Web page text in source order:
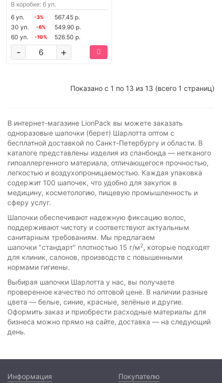
В коробке: 6 уп.
6 уп.
-3%
567.45 р.
30 уп.
-6%
549.90 р.
60 уп.
-10% 526.50 р.
+
-
Показано с 1 по 13 из 13 (всего 1 страниц)
В интернет-магазине LionPack вы можете заказать
одноразовые шапочки (берет) Шарлотта оптом с
бесплатной доставкой по Санкт-Петербургу и области. В
каталоге представлены изделия из спанбонда — нетканого
гипоаллергенного материала, отличающегося прочностью,
легкостью и воздухопроницаемостью. Каждая упаковка
содержит 100 шапочек, что удобно для закупок в
медицину, косметологию, пищевую промышленность и
сферу услуг.
Шапочки обеспечивают надежную фиксацию волос,
поддерживают чистоту и соответствуют актуальным
санитарным требованиям. Мы предлагаем
шапочки "стандарт" плотностью 15 г/м2, которые подходят
для клиник, салонов, производств с повышенными
нормами гигиены.
Выбирая шапочки Шарлотта у нас, вы получаете
проверенное качество по оптовой цене. В наличии разные
цвета — белые, синие, красные, зелёные и другие.
Оформить заказ и приобрести расходные материалы для
бизнеса можно прямо на сайте, доставка — на следующий
день.
Информация Покупателю